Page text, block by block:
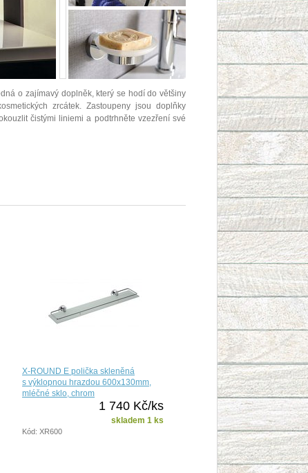
o zajímavý doplněk, který se hodí do většiny
zrcátek. Zastoupeny jsou doplňky
čistými liniemi a podtrhněte vzezření své
X-ROUND E polička skleněná
s výklopnou hrazdou 600x130mm,
mléčné sklo, chrom
1 740 Kč/ks
skladem 1 ks
Kód: XR600